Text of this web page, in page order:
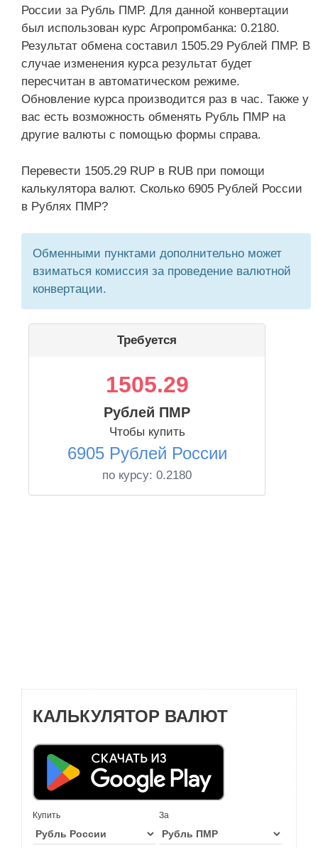
России за Рубль ПМР. Для данной конвертации
был использован курс Агропромбанка: 0.2180.
Результат обмена составил 1505.29 Рублей ПМР. В
случае изменения курса результат будет
пересчитан в автоматическом режиме.
Обновление курса производится раз в час. Также у
вас есть возможность обменять Рубль ПМР на
другие валюты с помощью формы справа.
Перевести 1505.29 RUP в RUB при помощи
калькулятора валют. Сколько 6905 Рублей России
в Рублях ПМР?
Обменными пунктами дополнительно может
взиматься комиссия за проведение валютной
конвертации.
Требуется
1505.29
Рублей ПМР
Чтобы купить
6905 Рублей России
по курсу: 0.2180
КАЛЬКУЛЯТОР ВАЛЮТ
Купить За